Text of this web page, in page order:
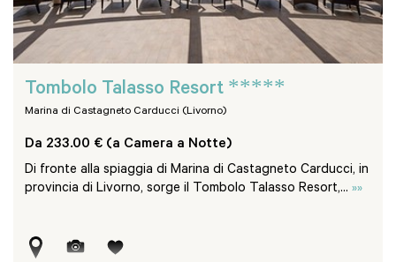
Tombolo Talasso Resort *****
Marina di Castagneto Carducci (Livorno)
Da 233.00 € (a Camera a Notte)
Di fronte alla spiaggia di Marina di Castagneto Carducci, in
provincia di Livorno, sorge il Tombolo Talasso Resort,... »»